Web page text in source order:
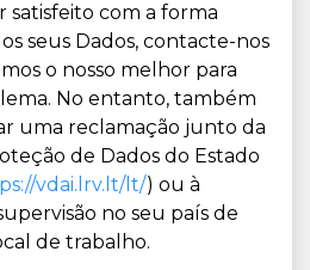
satisfeito com a forma
seus Dados, contacte-nos
o nosso melhor para
No entanto, também
uma reclamação junto da
de Dados do Estado
vdai.lrv.lt/lt/) ou à
no seu país de
de trabalho.